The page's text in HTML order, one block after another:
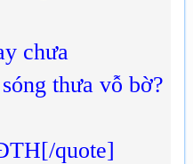
chưa
thưa vỗ bờ?
quote]